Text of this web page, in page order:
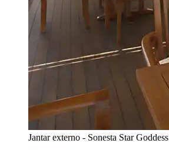
Jantar externo - Sonesta Star Goddess